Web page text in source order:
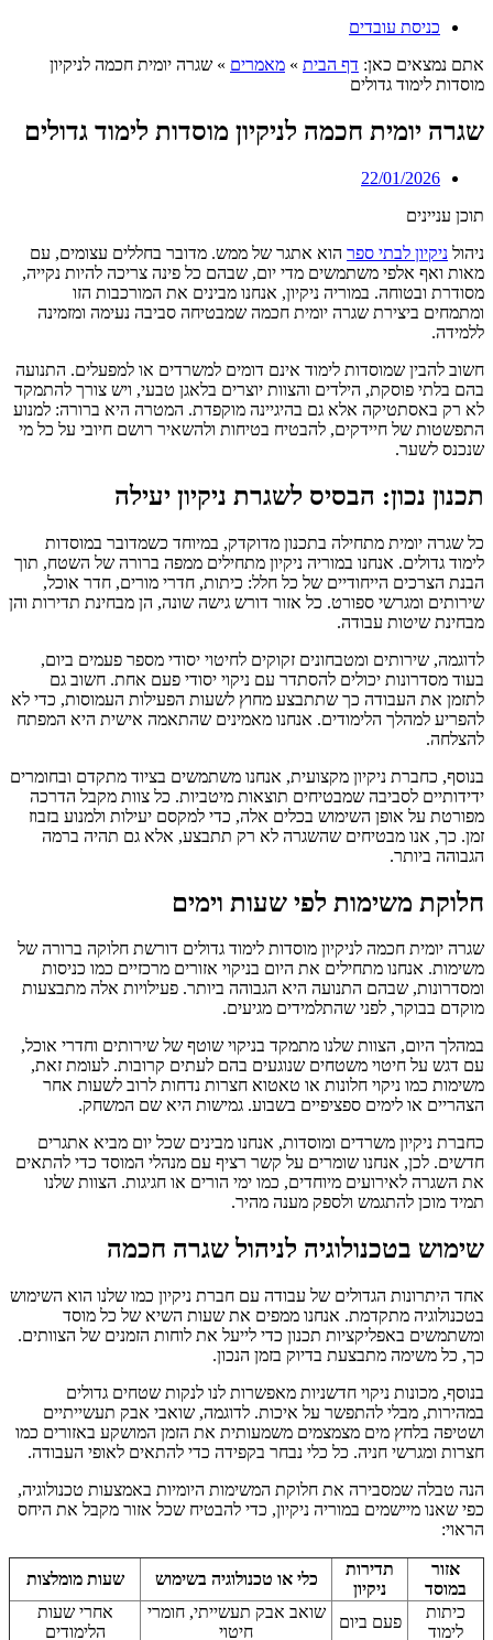
כניסת עובדים
אתם נמצאים כאן: דף הבית » מאמרים » שגרה יומית חכמה לניקיון
מוסדות לימוד גדולים
שגרה יומית חכמה לניקיון מוסדות לימוד גדולים
22/01/2026
תוכן עניינים
ניהול ניקיון לבתי ספר הוא אתגר של ממש. מדובר בחללים עצומים, עם
מאות ואף אלפי משתמשים מדי יום, שבהם כל פינה צריכה להיות נקייה,
מסודרת ובטוחה. במוריה ניקיון, אנחנו מבינים את המורכבות הזו
ומתמחים ביצירת שגרה יומית חכמה שמבטיחה סביבה נעימה ומזמינה
ללמידה.
חשוב להבין שמוסדות לימוד אינם דומים למשרדים או למפעלים. התנועה
בהם בלתי פוסקת, הילדים והצוות יוצרים בלאגן טבעי, ויש צורך להתמקד
לא רק באסתטיקה אלא גם בהיגיינה מוקפדת. המטרה היא ברורה: למנוע
התפשטות של חיידקים, להבטיח בטיחות ולהשאיר רושם חיובי על כל מי
שנכנס לשער.
תכנון נכון: הבסיס לשגרת ניקיון יעילה
כל שגרה יומית מתחילה בתכנון מדוקדק, במיוחד כשמדובר במוסדות
לימוד גדולים. אנחנו במוריה ניקיון מתחילים ממפה ברורה של השטח, תוך
הבנת הצרכים הייחודיים של כל חלל: כיתות, חדרי מורים, חדר אוכל,
שירותים ומגרשי ספורט. כל אזור דורש גישה שונה, הן מבחינת תדירות והן
מבחינת שיטות עבודה.
לדוגמה, שירותים ומטבחונים זקוקים לחיטוי יסודי מספר פעמים ביום,
בעוד מסדרונות יכולים להסתדר עם ניקוי יסודי פעם אחת. חשוב גם
לתזמן את העבודה כך שתתבצע מחוץ לשעות הפעילות העמוסות, כדי לא
להפריע למהלך הלימודים. אנחנו מאמינים שהתאמה אישית היא המפתח
להצלחה.
בנוסף, כחברת ניקיון מקצועית, אנחנו משתמשים בציוד מתקדם ובחומרים
ידידותיים לסביבה שמבטיחים תוצאות מיטביות. כל צוות מקבל הדרכה
מפורטת על אופן השימוש בכלים אלה, כדי למקסם יעילות ולמנוע בזבוז
זמן. כך, אנו מבטיחים שהשגרה לא רק תתבצע, אלא גם תהיה ברמה
הגבוהה ביותר.
חלוקת משימות לפי שעות וימים
שגרה יומית חכמה לניקיון מוסדות לימוד גדולים דורשת חלוקה ברורה של
משימות. אנחנו מתחילים את היום בניקוי אזורים מרכזיים כמו כניסות
ומסדרונות, שבהם התנועה היא הגבוהה ביותר. פעילויות אלה מתבצעות
מוקדם בבוקר, לפני שהתלמידים מגיעים.
במהלך היום, הצוות שלנו מתמקד בניקוי שוטף של שירותים וחדרי אוכל,
עם דגש על חיטוי משטחים שנוגעים בהם לעתים קרובות. לעומת זאת,
משימות כמו ניקוי חלונות או טאטוא חצרות נדחות לרוב לשעות אחר
הצהריים או לימים ספציפיים בשבוע. גמישות היא שם המשחק.
כחברת ניקיון משרדים ומוסדות, אנחנו מבינים שכל יום מביא אתגרים
חדשים. לכן, אנחנו שומרים על קשר רציף עם מנהלי המוסד כדי להתאים
את השגרה לאירועים מיוחדים, כמו ימי הורים או חגיגות. הצוות שלנו
תמיד מוכן להתגמש ולספק מענה מהיר.
שימוש בטכנולוגיה לניהול שגרה חכמה
אחד היתרונות הגדולים של עבודה עם חברת ניקיון כמו שלנו הוא השימוש
בטכנולוגיה מתקדמת. אנחנו ממפים את שעות השיא של כל מוסד
ומשתמשים באפליקציות תכנון כדי לייעל את לוחות הזמנים של הצוותים.
כך, כל משימה מתבצעת בדיוק בזמן הנכון.
בנוסף, מכונות ניקוי חדשניות מאפשרות לנו לנקות שטחים גדולים
במהירות, מבלי להתפשר על איכות. לדוגמה, שואבי אבק תעשייתיים
ושטיפה בלחץ מים מצמצמים משמעותית את הזמן המושקע באזורים כמו
חצרות ומגרשי חניה. כל כלי נבחר בקפידה כדי להתאים לאופי העבודה.
הנה טבלה שמסבירה את חלוקת המשימות היומיות באמצעות טכנולוגיה,
כפי שאנו מיישמים במוריה ניקיון, כדי להבטיח שכל אזור מקבל את היחס
הראוי:
אזור
במוסד
תדירות
ניקיון
כלי או טכנולוגיה בשימוש
שעות מומלצות
כיתות
לימוד
פעם ביום
שואב אבק תעשייתי, חומרי
חיטוי
אחרי שעות
הלימודים